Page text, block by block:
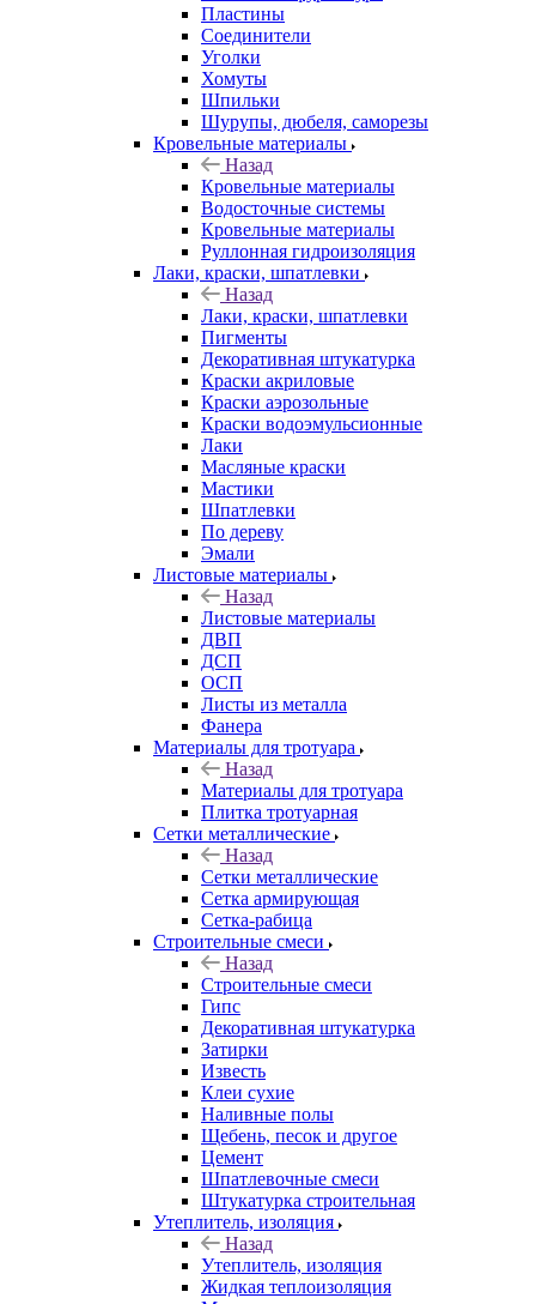
Пластины
Соединители
Уголки
Хомуты
Шпильки
Шурупы, дюбеля, саморезы
Кровельные материалы
Назад
Кровельные материалы
Водосточные системы
Кровельные материалы
Руллонная гидроизоляция
Лаки, краски, шпатлевки
Назад
Лаки, краски, шпатлевки
Пигменты
Декоративная штукатурка
Краски акриловые
Краски аэрозольные
Краски водоэмульсионные
Лаки
Масляные краски
Мастики
Шпатлевки
По дереву
Эмали
Листовые материалы
Назад
Листовые материалы
ДВП
ДСП
ОСП
Листы из металла
Фанера
Материалы для тротуара
Назад
Материалы для тротуара
Плитка тротуарная
Сетки металлические
Назад
Сетки металлические
Сетка армирующая
Сетка-рабица
Строительные смеси
Назад
Строительные смеси
Гипс
Декоративная штукатурка
Затирки
Известь
Клеи сухие
Наливные полы
Щебень, песок и другое
Цемент
Шпатлевочные смеси
Штукатурка строительная
Утеплитель, изоляция
Назад
Утеплитель, изоляция
Жидкая теплоизоляция